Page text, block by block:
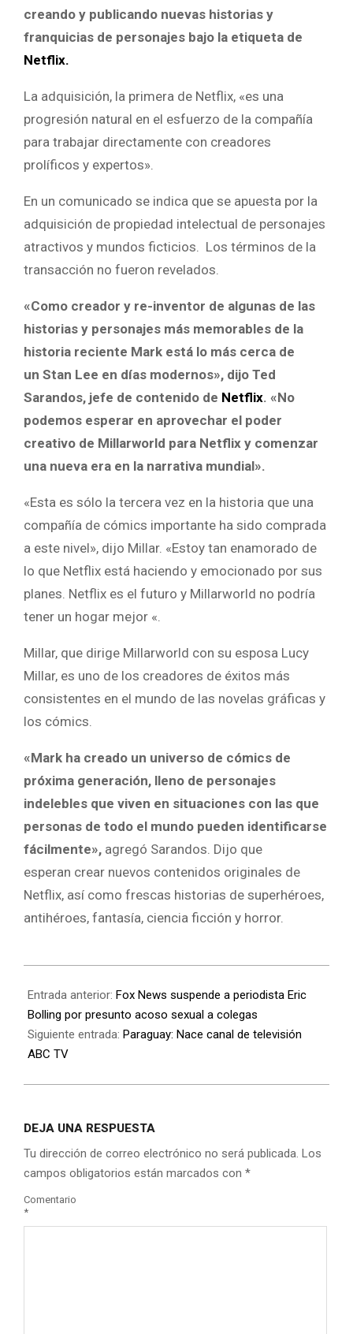
creando y publicando nuevas historias y
franquicias de personajes bajo la etiqueta de
Netflix.
La adquisición, la primera de Netflix, «es una
progresión natural en el esfuerzo de la compañía
para trabajar directamente con creadores
prolíficos y expertos».
En un comunicado se indica que se apuesta por la
adquisición de propiedad intelectual de personajes
atractivos y mundos ficticios. Los términos de la
transacción no fueron revelados.
«Como creador y re-inventor de algunas de las
historias y personajes más memorables de la
historia reciente Mark está lo más cerca de
un Stan Lee en días modernos», dijo Ted
Sarandos, jefe de contenido de Netflix. «No
podemos esperar en aprovechar el poder
creativo de Millarworld para Netflix y comenzar
una nueva era en la narrativa mundial».
«Esta es sólo la tercera vez en la historia que una
compañía de cómics importante ha sido comprada
a este nivel», dijo Millar. «Estoy tan enamorado de
lo que Netflix está haciendo y emocionado por sus
planes. Netflix es el futuro y Millarworld no podría
tener un hogar mejor «.
Millar, que dirige Millarworld con su esposa Lucy
Millar, es uno de los creadores de éxitos más
consistentes en el mundo de las novelas gráficas y
los cómics.
«Mark ha creado un universo de cómics de
próxima generación, lleno de personajes
indelebles que viven en situaciones con las que
personas de todo el mundo pueden identificarse
fácilmente», agregó Sarandos. Dijo que
esperan crear nuevos contenidos originales de
Netflix, así como frescas historias de superhéroes,
antihéroes, fantasía, ciencia ficción y horror.
Entrada anterior: Fox News suspende a periodista Eric
Bolling por presunto acoso sexual a colegas
Siguiente entrada: Paraguay: Nace canal de televisión
ABC TV
DEJA UNA RESPUESTA
Tu dirección de correo electrónico no será publicada. Los
campos obligatorios están marcados con *
Comentario
*